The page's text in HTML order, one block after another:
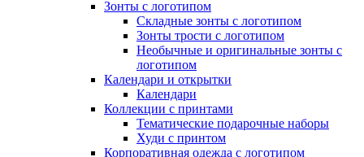
Зонты с логотипом
Складные зонты с логотипом
Зонты трости с логотипом
Необычные и оригинальные зонты с
логотипом
Календари и открытки
Календари
Коллекции с принтами
Тематические подарочные наборы
Худи с принтом
Корпоративная одежда с логотипом